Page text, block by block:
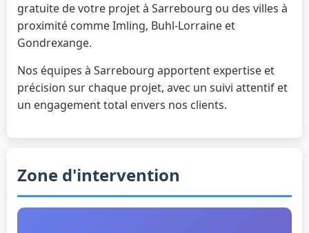
gratuite de votre projet à Sarrebourg ou des villes à
proximité comme Imling, Buhl-Lorraine et
Gondrexange.
Nos équipes à Sarrebourg apportent expertise et
précision sur chaque projet, avec un suivi attentif et
un engagement total envers nos clients.
Zone d'intervention